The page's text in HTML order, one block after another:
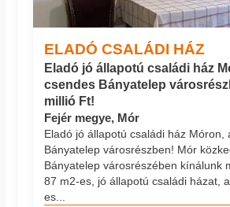
ELADÓ CSALÁDI HÁZ
Eladó jó állapotú családi ház
csendes Bányatelep
millió Ft!
Fejér megye, Mór
Eladó jó állapotú családi ház Móron,
Bányatelep városrészben! Mór
Bányatelep városrészében kínálunk
87 m2-es, jó állapotú családi házat,
es...